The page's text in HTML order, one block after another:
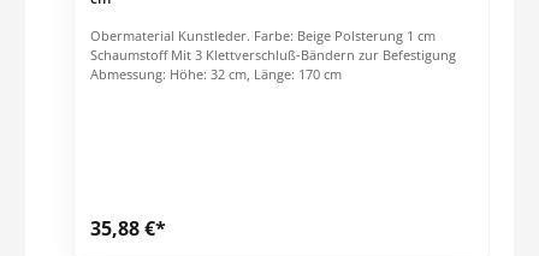
Obermaterial Kunstleder. Farbe: Beige Polsterung 1 cm
Schaumstoff Mit 3 Klettverschluß-Bändern zur Befestigung
Abmessung: Höhe: 32 cm, Länge: 170 cm
35,88 €*